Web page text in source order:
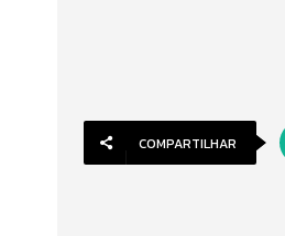
COMPARTILHAR